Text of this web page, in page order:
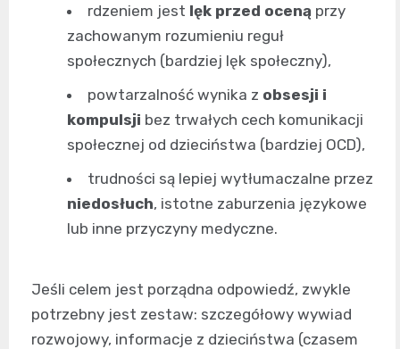
rdzeniem jest lęk przed oceną przy
zachowanym rozumieniu reguł
społecznych (bardziej lęk społeczny),
powtarzalność wynika z obsesji i
kompulsji bez trwałych cech komunikacji
społecznej od dzieciństwa (bardziej OCD),
trudności są lepiej wytłumaczalne przez
niedosłuch, istotne zaburzenia językowe
lub inne przyczyny medyczne.
Jeśli celem jest porządna odpowiedź, zwykle
potrzebny jest zestaw: szczegółowy wywiad
rozwojowy, informacje z dzieciństwa (czasem